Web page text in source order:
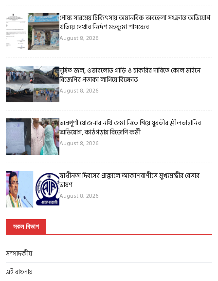
পোষ্য সারমেয় চিকিৎসায় অমানবিক অবহেলা সংক্রান্ত অভিযোগ
খতিয়ে দেখার নির্দেশ মহকুমা শাসকের
August 8, 2026
দূষিত জল, ওভারলোড গাড়ি ও চাকরির দাবিতে কোল মাইনে
বিজেপির পতাকা লাগিয়ে বিক্ষোভ
August 8, 2026
অন্নপূর্ণা যোজনার নথি জমা নিতে গিয়ে যুবতীর শ্লীলতাহানির
অভিযোগ, কাঠগড়ায় বিজেপি কর্মী
August 8, 2026
স্বাধীনতা দিবসের প্রাক্কালে আকাশবাণীতে মুখ্যমন্ত্রীর বেতার
ভাষণ
August 8, 2026
সকল বিভাগ
সম্পাদকীয়
এই বাংলায়